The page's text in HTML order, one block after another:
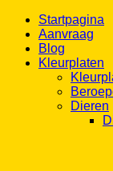
Startpagina
Aanvraag
Blog
Kleurplaten
Dieren